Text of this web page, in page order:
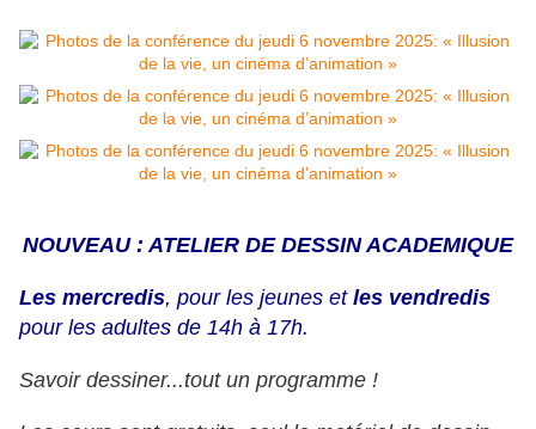
NOUVEAU : ATELIER DE DESSIN ACADEMIQUE
Les mercredis, pour les jeunes et les vendredis
pour les adultes de 14h à 17h.
Savoir dessiner...tout un programme !